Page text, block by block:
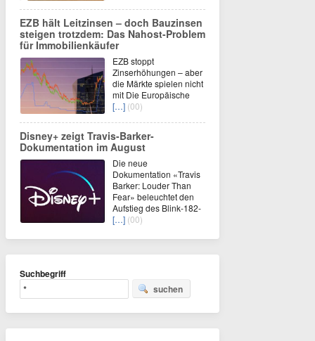
EZB hält Leitzinsen – doch Bauzinsen
steigen trotzdem: Das Nahost-Problem
für Immobilienkäufer
EZB stoppt
Zinserhöhungen – aber
die Märkte spielen nicht
mit Die Europäische
[…] (00)
Disney+ zeigt Travis-Barker-
Dokumentation im August
Die neue
Dokumentation «Travis
Barker: Louder Than
Fear» beleuchtet den
Aufstieg des Blink-182-
[…] (00)
Suchbegriff
suchen